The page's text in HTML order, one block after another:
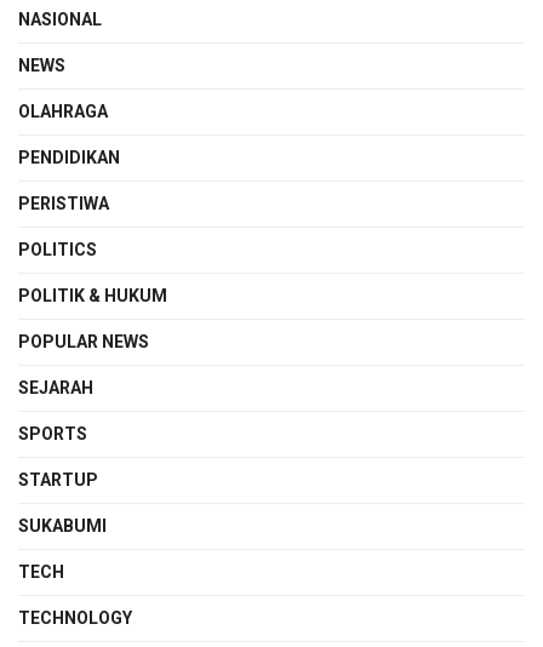
NASIONAL
NEWS
OLAHRAGA
PENDIDIKAN
PERISTIWA
POLITICS
POLITIK & HUKUM
POPULAR NEWS
SEJARAH
SPORTS
STARTUP
SUKABUMI
TECH
TECHNOLOGY